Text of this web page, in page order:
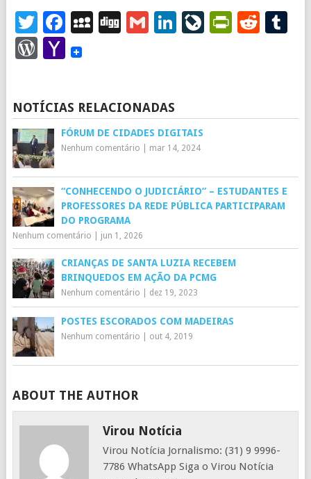
Twitter
Facebook
MySpace
DiggGmailLinkedIn
WordPress
Yahoo
NOTÍCIAS RELACIONADAS
FÓRUM DE CIDADES DIGITAIS
Nenhum comentário mar 14, 2024
“CONHECENDO O JUDICIÁRIO” – ESTUDANTES E
PROFESSORES DA REDE PÚBLICA PARTICIPARAM
DO PROGRAMA
Nenhum comentário jun 1, 2026
CRIANÇAS DE SANTA LUZIA RECEBEM
BRINQUEDOS EM AÇÃO DA PCMG
Nenhum comentário dez 19, 2023
POSTES ESCORADOS COM MADEIRAS
Nenhum comentário out 4, 2019
ABOUT THE AUTHOR
Virou Notícia
Virou Notícia Jornalismo: (31) 9 9996-
7786 WhatsApp Siga o Virou Notícia